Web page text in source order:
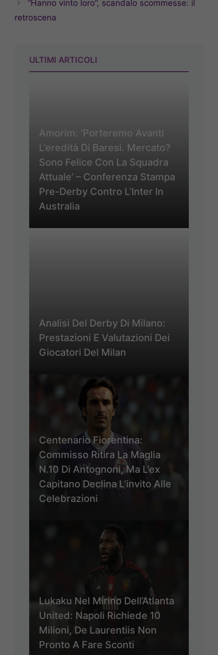
“Hanno vinto loro”, scandalo scommesse: il
retroscena
ULTIMI ARTICOLI
Amorim: ‘Porteremo Avanti
L’eredità Di Baresi. Mercato?
Sono Felice Con La Squadra
Attuale’ – Conferenza Stampa
Pre-Derby Contro L’Inter In
Australia
Analisi Del Derby Di Milano:
Prestazioni E Valutazioni Dei
Giocatori Del Milan
Centenario Fiorentina:
Commisso Ritira La Maglia
N.10 Di Antognoni, Ma L’ex
Capitano Declina L’invito Alle
Celebrazioni
Lukaku Nel Mirino Dell’Atlanta
United: Napoli Richiede 10
Milioni, De Laurentiis Non
Pronto A Fare Sconti